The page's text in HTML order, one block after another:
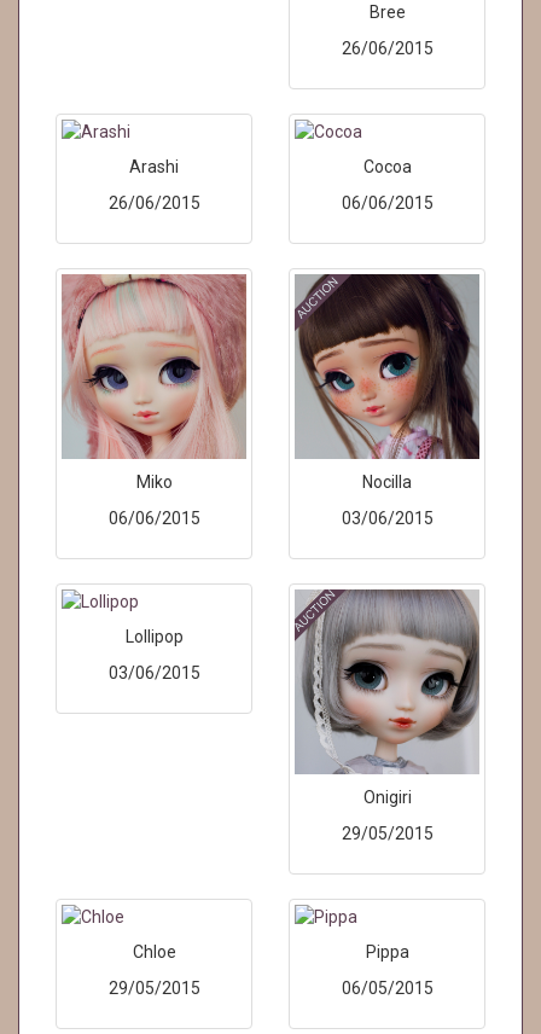
Bree
26/06/2015
Arashi
26/06/2015
Cocoa
06/06/2015
Miko
06/06/2015
Nocilla
03/06/2015
Lollipop
03/06/2015
Onigiri
29/05/2015
Chloe
29/05/2015
Pippa
06/05/2015